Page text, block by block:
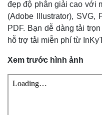
đẹp độ phân giải cao với
(Adobe Illustrator), SVG,
PDF. Bạn dễ dàng tải
hỗ trợ tải miễn phí từ
Xem trước hình ảnh